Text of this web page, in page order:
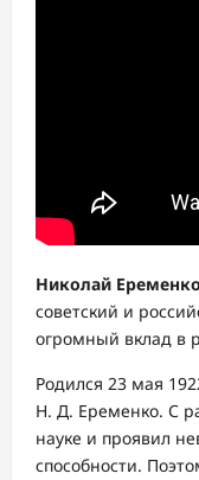
Николай
советский и
огромный вклад в
Родился 23 мая
Н. Д. Еременко. С
науке и проявил
способности.